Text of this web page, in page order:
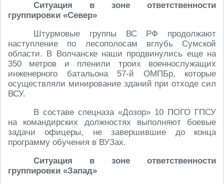
Ситуация в зоне ответственности
группировки «Север»
Штурмовые группы ВС РФ продолжают
наступление по лесополосам вглубь Сумской
области. В Волчанске наши продвинулись еще на
350 метров и пленили троих военнослужащих
инженерного батальона 57-й ОМПБр, которые
осуществляли минирование зданий при отходе сил
ВСУ.
В составе спецназа «Дозор» 10 ПОГО ГПСУ
на командирских должностях выполняют боевые
задачи офицеры, не завершившие до конца
программу обучения в ВУЗах.
Ситуация в зоне ответственности
группировки «Запад»